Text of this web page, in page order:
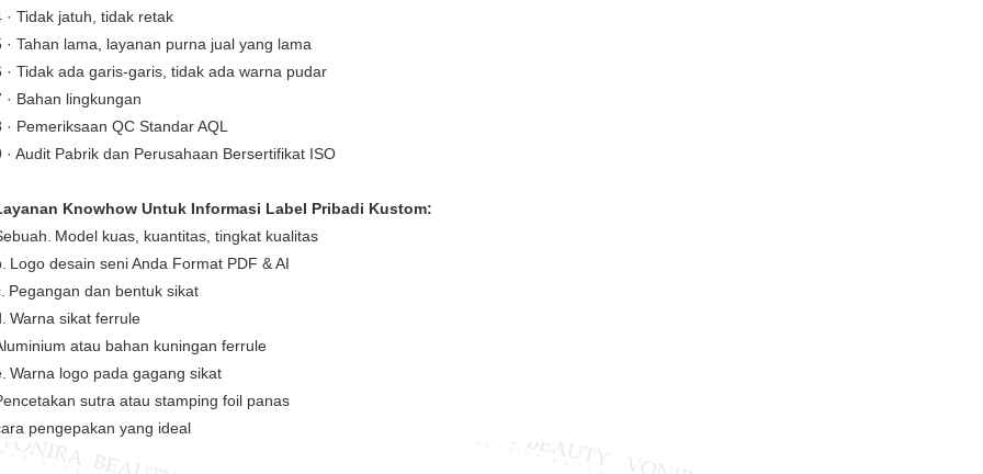
· Tidak jatuh, tidak retak
· Tahan lama, layanan purna jual yang lama
· Tidak ada garis-garis, tidak ada warna pudar
· Bahan lingkungan
· Pemeriksaan QC Standar AQL
· Audit Pabrik dan Perusahaan Bersertifikat ISO
Knowhow Untuk Informasi Label Pribadi Kustom:
Model kuas, kuantitas, tingkat kualitas
Logo desain seni Anda Format PDF & AI
Pegangan dan bentuk sikat
Warna sikat ferrule
atau bahan kuningan ferrule
Warna logo pada gagang sikat
sutra atau stamping foil panas
pengepakan yang ideal